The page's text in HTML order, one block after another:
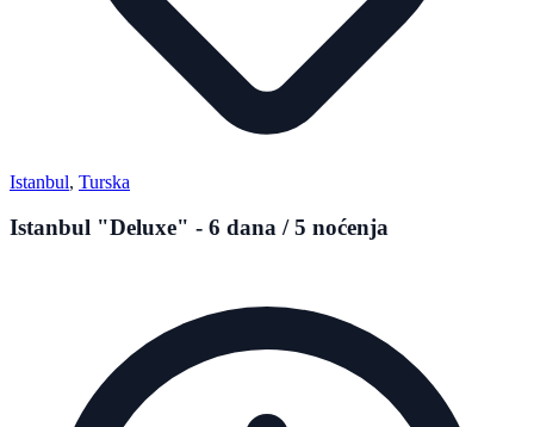
Istanbul, Turska
Istanbul "Deluxe" - 6 dana / 5 noćenja